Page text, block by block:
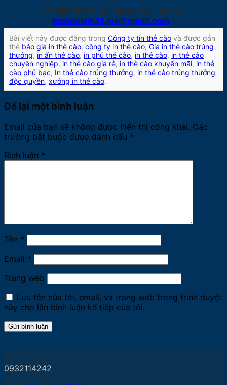
+ 0939240066 - Ms Ngọc Nữ - Email :
kinhdoanh24.ips@gmail.com .
Bài viết này được đăng trong Công ty tin thẻ cào và được gắn
thẻ báo giá in thẻ cào, công ty in thẻ cào, Giá in thẻ cào trúng
thưởng, in ấn thẻ cào, in phủ thẻ cào, in thẻ cào, in thẻ cào
chuyên nghiệp, in thẻ cào giá rẻ, in thẻ cào khuyến mãi, in thẻ
cào phủ bạc, In thẻ cào trúng thưởng, in thẻ cào trúng thưởng
độc quyền, xưởng in thẻ cào.
Để lại một bình luận
Email của bạn sẽ không được hiển thị công khai. Các
trường bắt buộc được đánh dấu *
Bình luận *
Tên *
Email *
Trang web
Lưu tên của tôi, email, và trang web trong trình duyệt
này cho lần bình luận kế tiếp của tôi.
0932114242